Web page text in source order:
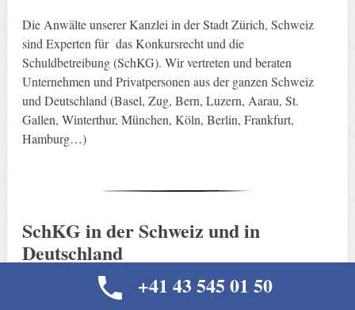
Die Anwälte unserer Kanzlei in der Stadt Zürich, Schweiz
sind Experten für das Konkursrecht und die
Schuldbetreibung (SchKG). Wir vertreten und beraten
Unternehmen und Privatpersonen aus der ganzen Schweiz
und Deutschland (Basel, Zug, Bern, Luzern, Aarau, St.
Gallen, Winterthur, München, Köln, Berlin, Frankfurt,
Hamburg…)
SchKG in der Schweiz und in
Deutschland
Die Abkürzung SchKG steht für den Fachbegriff
+41 43 545 01 50